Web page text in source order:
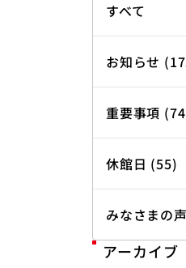
すべて
お知らせ
重要事項
休館日 (55)
みなさまの
アーカイブ